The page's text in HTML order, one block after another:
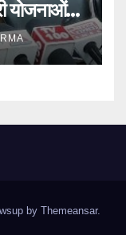
योजनाओं
by Themeansar.